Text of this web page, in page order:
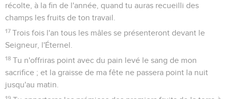
récolte, à la fin de l'année, quand tu auras recueilli des
champs les fruits de ton travail.
17 Trois fois l'an tous les mâles se présenteront devant le
Seigneur, l'Éternel.
18 Tu n'offriras point avec du pain levé le sang de mon
sacrifice ; et la graisse de ma fête ne passera point la nuit
jusqu'au matin.
19